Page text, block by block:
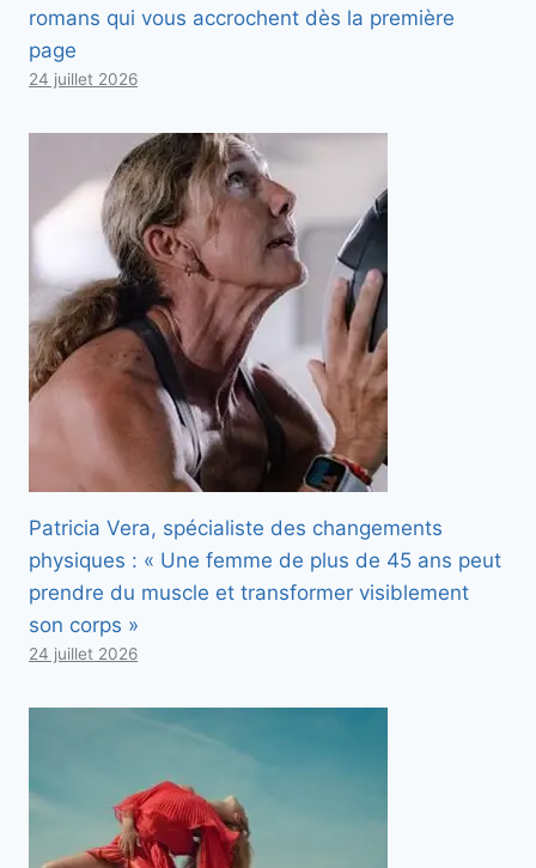
romans qui vous accrochent dès la première
page
24 juillet 2026
Patricia Vera, spécialiste des changements
physiques : « Une femme de plus de 45 ans peut
prendre du muscle et transformer visiblement
son corps »
24 juillet 2026